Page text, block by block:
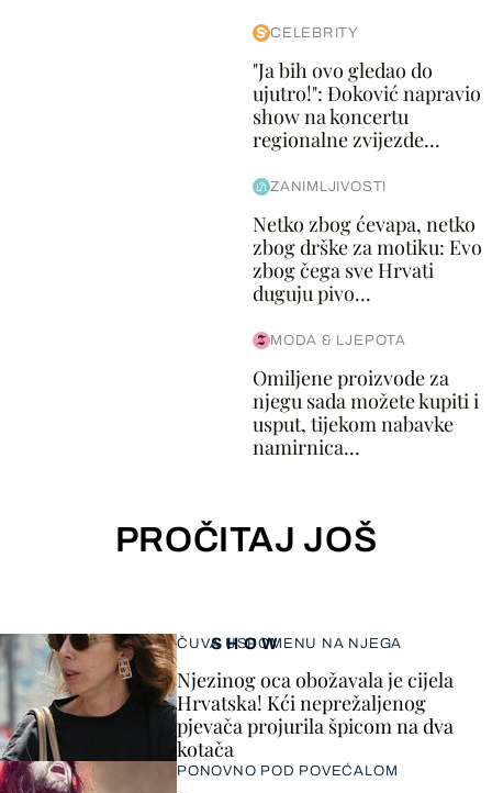
CELEBRITY
"Ja bih ovo gledao do
ujutro!": Đoković napravio
show na koncertu
regionalne zvijezde...
ZANIMLJIVOSTI
Netko zbog ćevapa, netko
zbog drške za motiku: Evo
zbog čega sve Hrvati
duguju pivo...
MODA & LJEPOTA
Omiljene proizvode za
njegu sada možete kupiti i
usput, tijekom nabavke
namirnica...
PROČITAJ JOŠ
SHOW
ČUVA USPOMENU NA NJEGA
Njezinog oca obožavala je cijela
Hrvatska! Kći neprežaljenog
pjevača projurila špicom na dva
kotača
PONOVNO POD POVEĆALOM